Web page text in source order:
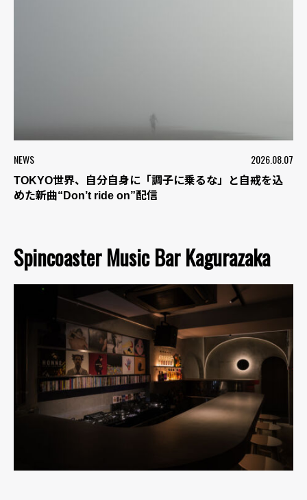
NEWS 2026.08.07
TOKYO世界、自分自身に「調子に乗るな」と自戒を込
めた新曲“Don’t ride on”配信
Spincoaster Music Bar Kagurazaka